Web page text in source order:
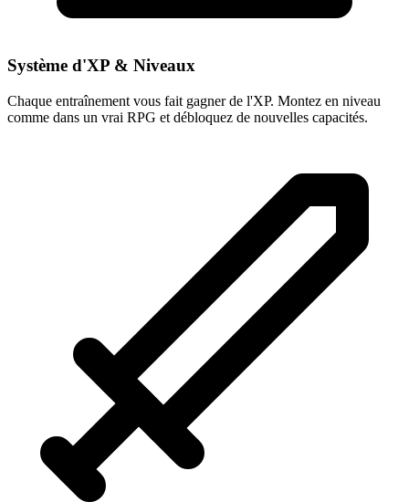
Système d'XP & Niveaux
Chaque entraînement vous fait gagner de l'XP. Montez en niveau
comme dans un vrai RPG et débloquez de nouvelles capacités.